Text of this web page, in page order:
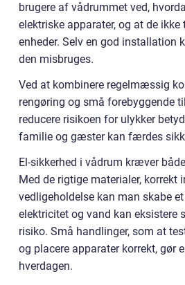
brugere af vådrummet ved,
elektriske apparater, og at de
enheder. Selv en god installation
den misbruges.
Ved at kombinere regelmæssig
rengøring og små forebyggende
reducere risikoen for ulykker
familie og gæster kan færdes
El-sikkerhed i vådrum kræver
Med de rigtige materialer, korrekt
vedligeholdelse kan man skabe
elektricitet og vand kan eksistere
risiko. Små handlinger, som at
og placere apparater korrekt, gør
hverdagen.